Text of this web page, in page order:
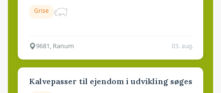
Grise
9681, Ranum 03. aug.
Kalvepasser til ejendom i udvikling søges